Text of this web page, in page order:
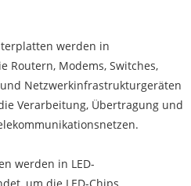
werden in
Routern, Modems, Switches,
Netzwerkinfrastrukturgeräten
Verarbeitung, Übertragung und
werden in LED-